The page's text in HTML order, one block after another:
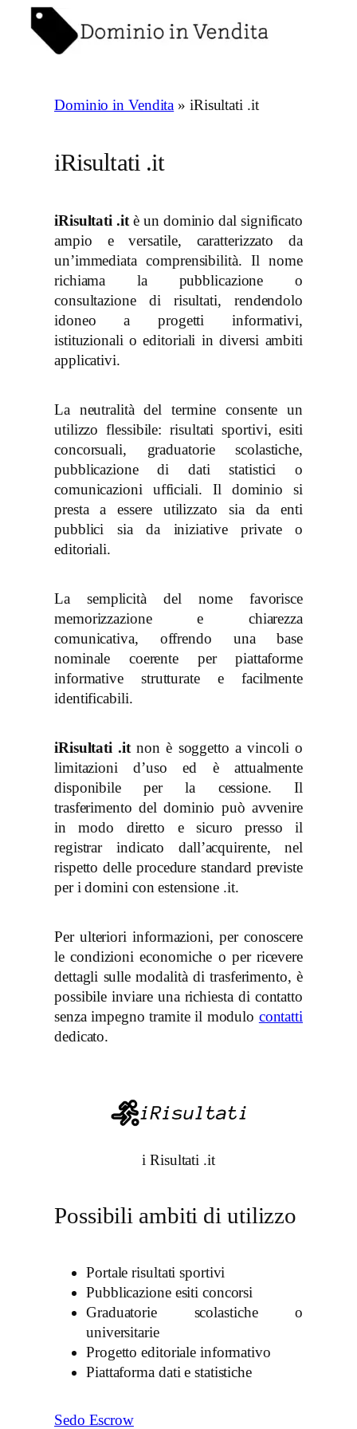
contenuto
Dominio in Vendita » iRisultati .it
iRisultati .it
iRisultati .itè un dominio dal significato
ampio e versatile, caratterizzato da
un’immediata comprensibilità. Il nome
richiama la pubblicazione o
consultazione di risultati, rendendolo
idoneo a progetti informativi,
istituzionali o editoriali in diversi ambiti
applicativi.
La neutralità del termine consente un
utilizzo flessibile: risultati sportivi, esiti
concorsuali, graduatorie scolastiche,
pubblicazione di dati statistici o
comunicazioni ufficiali. Il dominio si
presta a essere utilizzato sia da enti
pubblici sia da iniziative private o
editoriali.
La semplicità del nome favorisce
memorizzazione e chiarezza
comunicativa, offrendo una base
nominale coerente per piattaforme
informative strutturate e facilmente
identificabili.
iRisultati .it non è soggetto a vincoli o
limitazioni d’uso ed è attualmente
disponibile per la cessione. Il
trasferimento del dominio può avvenire
in modo diretto e sicuro presso il
registrar indicato dall’acquirente, nel
rispetto delle procedure standard previste
per i domini con estensione .it.
Per ulteriori informazioni, per conoscere
le condizioni economiche o per ricevere
dettagli sulle modalità di trasferimento, è
possibile inviare una richiesta di contatto
senza impegno tramite il modulo contatti
dedicato.
i Risultati .it
Possibili ambiti di utilizzo
Portale risultati sportivi
Pubblicazione esiti concorsi
Graduatorie scolastiche o
universitarie
Progetto editoriale informativo
Piattaforma dati e statistiche
Sedo Escrow